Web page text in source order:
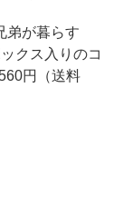
弟が暮らす
クス入りのコ
円（送料